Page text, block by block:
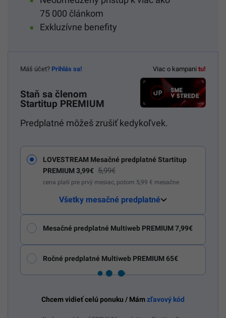
75 000 článkom
Exkluzívne benefity
Viac o kampani tu!
Máš účet? Prihlás sa!
Staň sa členom
Startitup PREMIUM
Predplatné môžeš zrušiť kedykoľvek.
LOVESTREAM Mesačné predplatné Startitup
PREMIUM 3,99€ 5,99€
cena platí pre prvý mesiac, potom 5,99 € mesačne
Všetky mesačné predplatné
Mesačné predplatné Multiweb PREMIUM 7,99€
Ročné predplatné Multiweb PREMIUM 65€
Chcem vidieť celú ponuku / Mámzľavový kód